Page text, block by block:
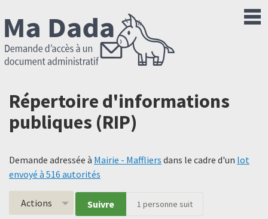
Répertoire d'informations
publiques (RIP)
Demande adressée à Mairie - Maffliers dans le cadre d'un lot
envoyé à 516 autorités
Actions Suivre 1 personne suit